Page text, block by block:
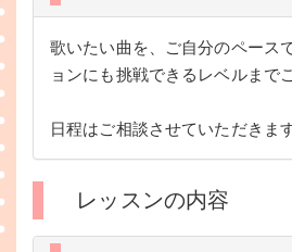
歌いたい曲を、ご自分のペース
ョンにも挑戦できるレベルまで
日程はご相談させていただきます
レッスンの内容